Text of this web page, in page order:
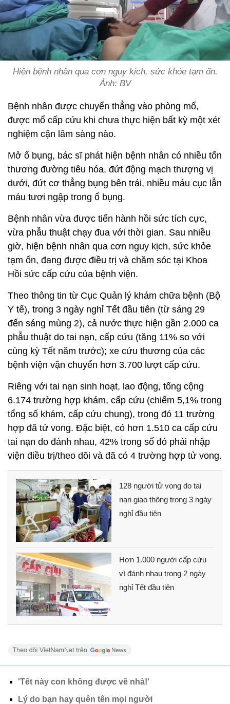
Hiện bệnh nhân qua cơn nguy kịch, sức khỏe tạm ổn.
Ảnh: BV
Bệnh nhân được chuyển thẳng vào phòng mổ,
được mổ cấp cứu khi chưa thực hiện bất kỳ một xét
nghiệm cận lâm sàng nào.
Mở ổ bụng, bác sĩ phát hiện bệnh nhân có nhiều tổn
thương đường tiêu hóa, đứt động mạch thượng vị
dưới, đứt cơ thẳng bụng bên trái, nhiều máu cục lẫn
máu tươi ngập trong ổ bụng.
Bệnh nhân vừa được tiến hành hồi sức tích cực,
vừa phẫu thuật chạy đua với thời gian. Sau nhiều
giờ, hiện bệnh nhân qua cơn nguy kịch, sức khỏe
tạm ổn, đang được điều trị và chăm sóc tại Khoa
Hồi sức cấp cứu của bệnh viện.
Theo thông tin từ Cục Quản lý khám chữa bệnh (Bộ
Y tế), trong 3 ngày nghỉ Tết đầu tiên (từ sáng 29
đến sáng mùng 2), cả nước thực hiện gần 2.000 ca
phẫu thuật do tai nạn, cấp cứu (tăng 11% so với
cùng kỳ Tết năm trước); xe cứu thương của các
bệnh viện vận chuyển hơn 3.700 lượt cấp cứu.
Riêng với tai nạn sinh hoạt, lao động, tổng cộng
6.174 trường hợp khám, cấp cứu (chiếm 5,1% trong
tổng số khám, cấp cứu chung), trong đó 11 trường
hợp đã tử vong. Đặc biệt, có hơn 1.510 ca cấp cứu
tai nạn do đánh nhau, 42% trong số đó phải nhập
viện điều trị/theo dõi và đã có 4 trường hợp tử vong.
128 người tử vong do tai
nạn giao thông trong 3 ngày
nghỉ đầu tiên
Hơn 1.000 người cấp cứu
vì đánh nhau trong 2 ngày
nghỉ Tết đầu tiên
'Tết này con không được về nhà!'
Lý do bạn hay quên tên mọi người